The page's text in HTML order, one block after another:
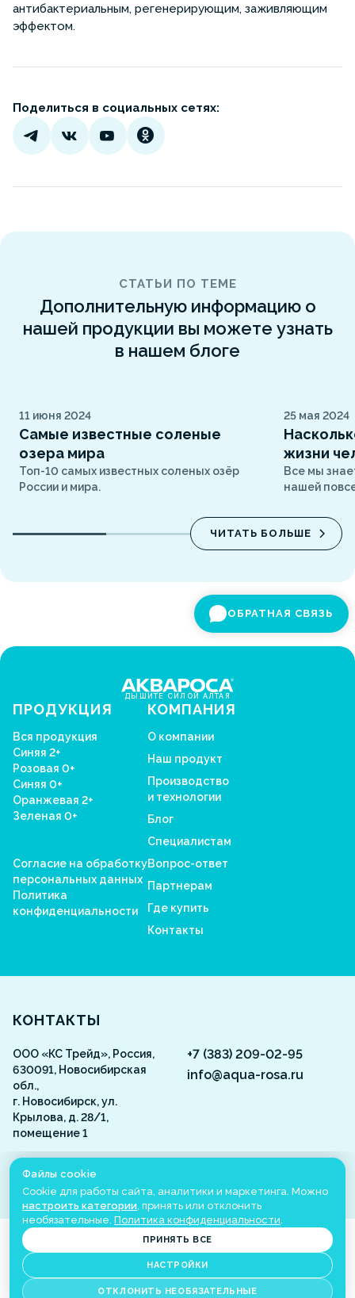
антибактериальным, регенерирующим, заживляющим
эффектом.
Поделиться в социальных сетях:
СТАТЬИ ПО ТЕМЕ
Дополнительную информацию о
нашей продукции вы можете узнать
в нашем блоге
11 июня 2024
Самые известные соленые
озера мира
Топ-10 самых известных соленых озёр
России и мира.
25 мая 2024
жизни
Все мы
нашей
ЧИТАТЬ БОЛЬШЕ
ОБРАТНАЯ СВЯЗЬ
ДЫШИТЕ СИЛОЙ АЛТАЯ
ПРОДУКЦИЯ
Вся продукция
Синяя 2+
Розовая 0+
Синяя 0+
Оранжевая 2+
Зеленая 0+
Согласие на обработку
персональных данных
Политика
конфиденциальности
КОМПАНИЯ
О компании
Наш продукт
Производство
и технологии
Блог
Специалистам
Вопрос-ответ
Партнерам
Где купить
Контакты
Aquarosa
КОНТАКТЫ
ООО «КС Трейд», Россия,
630091, Новосибирская
обл.,
г. Новосибирск, ул.
Крылова, д. 28/1,
помещение 1
+7 (383) 209-02-95
info@aqua-rosa.ru
ВКонтакте
©
Все права защищены
Настройки cookie
Сделано в
ИМЕЮТСЯ ПРОТИВОПОКАЗАНИЯ. НЕОБХОДИМО ПРОКОНСУЛЬТИРОВАТЬСЯ
Файлы cookie
Cookie для работы сайта, аналитики и маркетинга. Можно
настроить категории, принять или отклонить
необязательные. Политика конфиденциальности.
ПРИНЯТЬ ВСЕ
НАСТРОЙКИ
ОТКЛОНИТЬ НЕОБЯЗАТЕЛЬНЫЕ